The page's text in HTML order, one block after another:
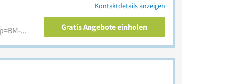
www.barmer.de/?em_cmp=BM-4034/yext/brand/2022/aw/extnet/all/link&em_src=cp
Kontaktdetails anzeigen
Gratis Angebote einholen